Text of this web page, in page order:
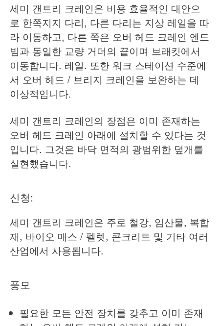
세미 갠트리 크레인은 비용 효율적인 대안으
로 한쪽지지 다리, 다른 다리는 지상 레일을 따
라 이동하고, 다른 쪽은 오버 헤드 크레인 엔드
빔과 동일한 교량 거더의 끝이며 브래킷에서
이동합니다. 레일. 또한 워크 스테이션 수준에
서 오버 헤드 / 브리지 크레인을 보완하는 데
이상적입니다.
세미 갠트리 크레인의 장점은 이미 존재하는
오버 헤드 크레인 아래에 설치할 수 있다는 것
입니다. 그것은 바닥 면적의 광범위한 덮개를
실현했습니다.
신청:
세미 갠트리 크레인은 주로 철강, 임산물, 복합
재, 바이오 매스 / 펠렛, 콘크리트 및 기타 여러
산업에서 사용됩니다.
풍모
필요한 모든 안전 장치를 갖추고 이미 존재